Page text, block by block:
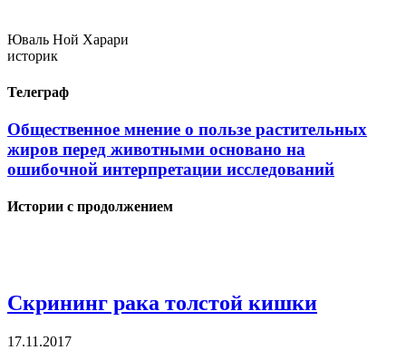
Юваль Ной Харари
историк
Телеграф
Общественное мнение о пользе растительных
жиров перед животными основано на
ошибочной интерпретации исследований
Истории с продолжением
Скрининг рака толстой кишки
17.11.2017